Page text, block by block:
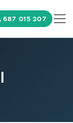
687 015 207